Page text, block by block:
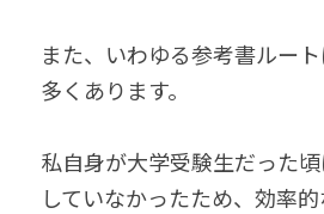
また、いわゆる参考書ルー
多くあります。
私自身が大学受験生だった
していなかったため、効率